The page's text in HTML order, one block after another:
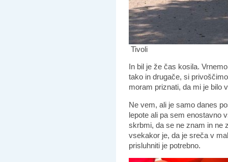
Tivoli
In bil je že čas kosila.
tako in drugače, si
moram priznati, da mi je bilo
Ne vem, ali je samo danes
lepote ali pa sem enostavno
skrbmi, da se ne znam in ne
vsekakor je, da je sreča v
prisluhniti je potrebno.